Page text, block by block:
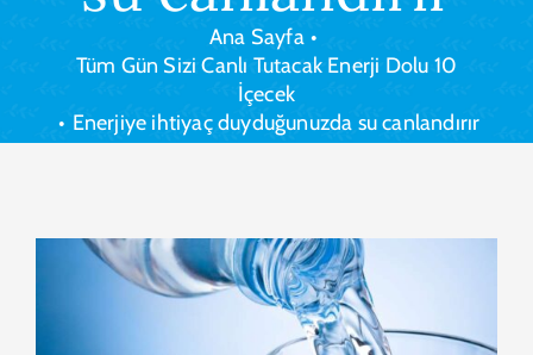
Ana Sayfa •
Tüm Gün Sizi Canlı Tutacak Enerji Dolu 10
İçecek
• Enerjiye ihtiyaç duyduğunuzda su canlandırır